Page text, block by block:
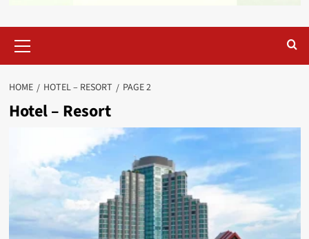
Menu
HOME HOTEL – RESORT PAGE 2
Hotel – Resort